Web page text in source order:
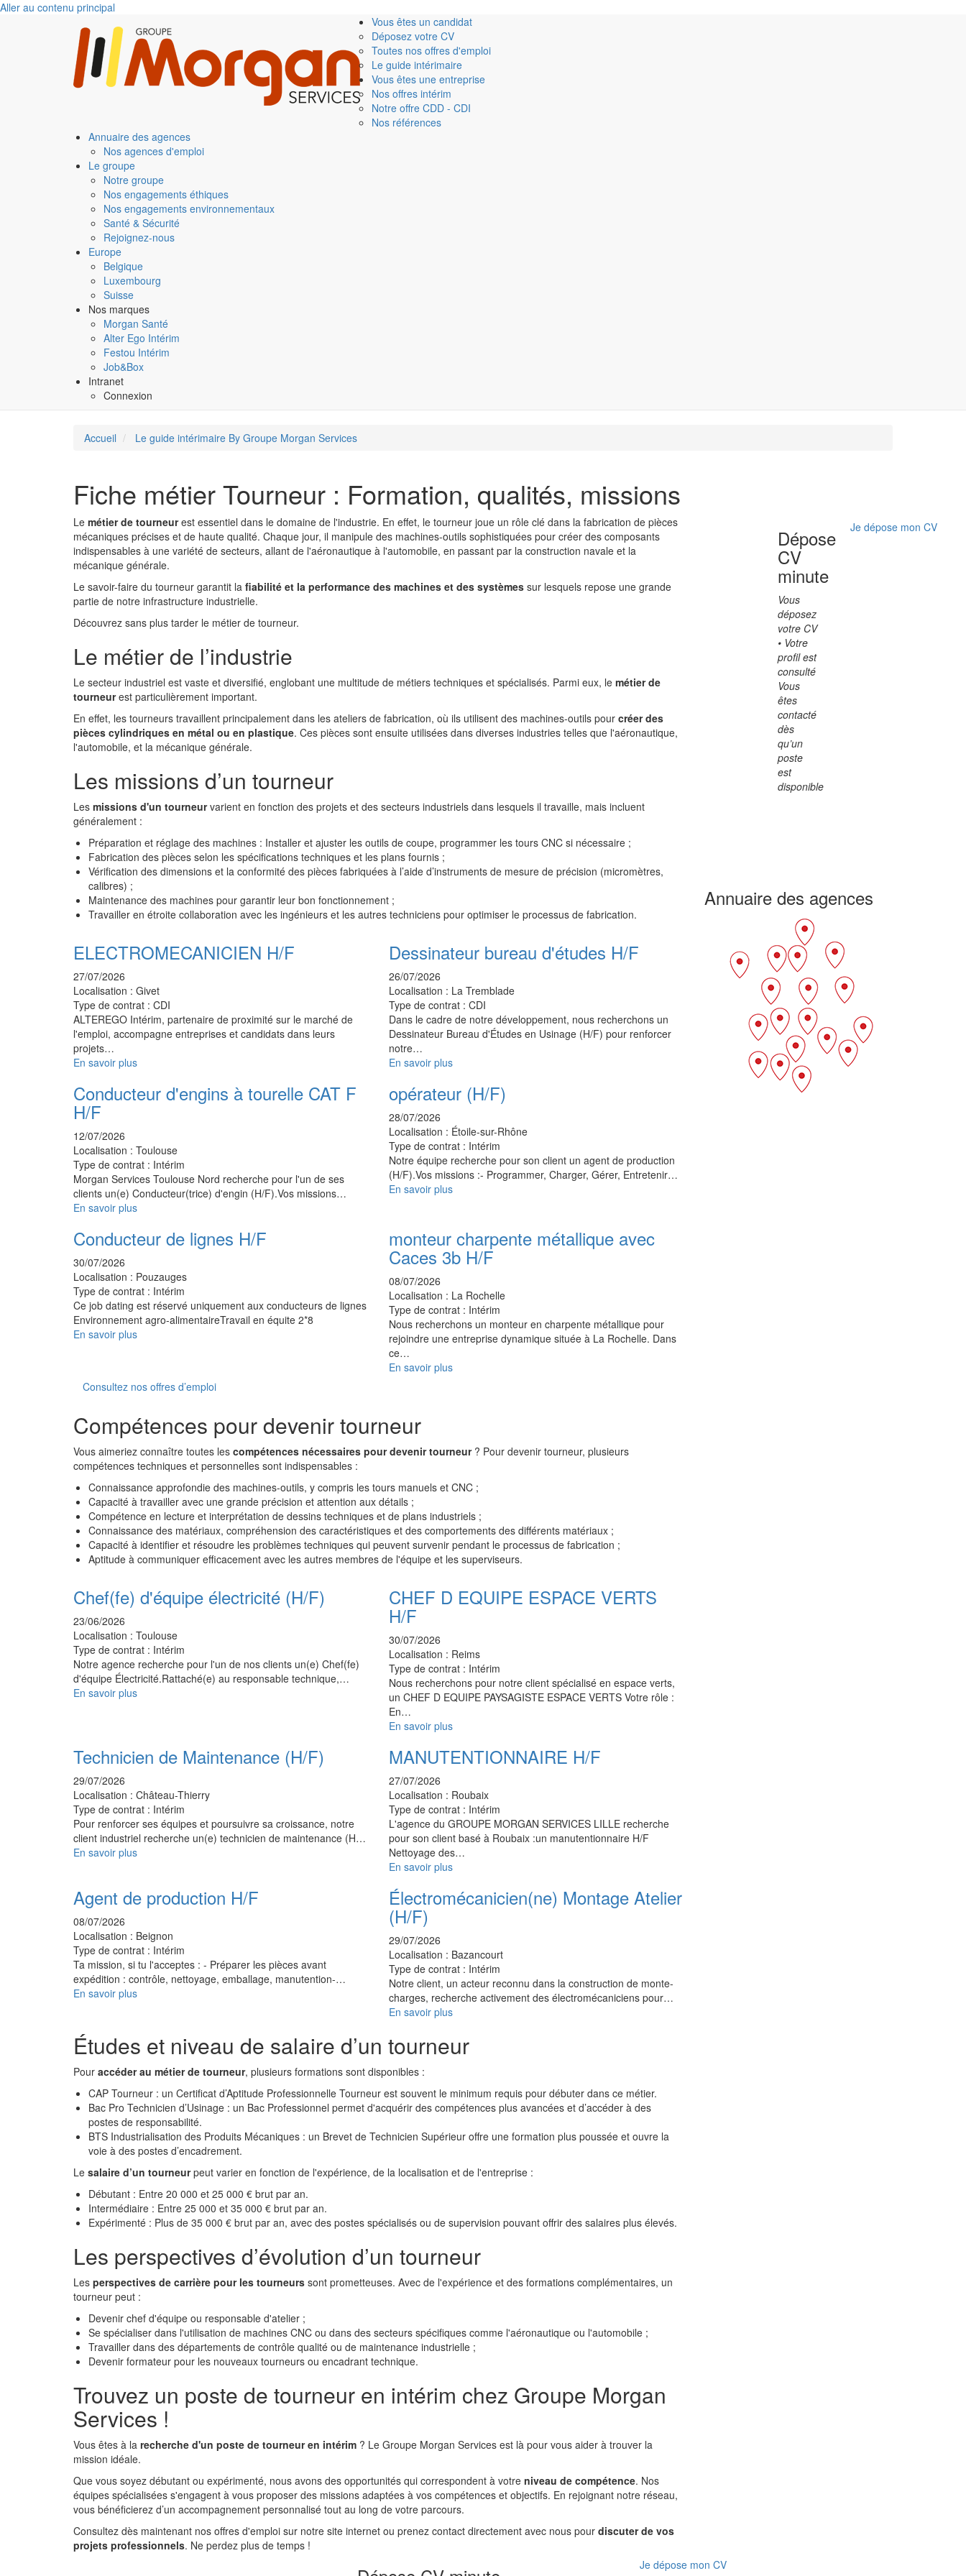
Aller au contenu principal
Vous êtes un candidat
Déposez votre CV
Toutes nos offres d'emploi
Le guide intérimaire
Vous êtes une entreprise
Nos offres intérim
Notre offre CDD - CDI
Nos références
Annuaire des agences
Nos agences d'emploi
Le groupe
Notre groupe
Nos engagements éthiques
Nos engagements environnementaux
Santé & Sécurité
Rejoignez-nous
Europe
Belgique
Luxembourg
Suisse
Nos marques
Morgan Santé
Alter Ego Intérim
Festou Intérim
Job&Box
Intranet
Connexion
Accueil Le guide intérimaire By Groupe Morgan Services
Fiche métier Tourneur : Formation, qualités, missions
Le métier de tourneurest essentiel dans le domaine de l'industrie. En effet, le tourneur joue un rôle clé dans la fabrication de pièces
mécaniques précises et de haute qualité. Chaque jour, il manipule des machines-outils sophistiquées pour créer des composants
indispensables à une variété de secteurs, allant de l'aéronautique à l'automobile, en passant par la construction navale et la
mécanique générale.
Le savoir-faire du tourneur garantit la fiabilité et la performance des machines et des systèmes sur lesquels repose une grande
partie de notre infrastructure industrielle.
Découvrez sans plus tarder le métier de tourneur.
Le métier de l’industrie
Le secteur industriel est vaste et diversifié, englobant une multitude de métiers techniques et spécialisés. Parmi eux, le métier de
tourneurest particulièrement important.
En effet, les tourneurs travaillent principalement dans les ateliers de fabrication, où ils utilisent des machines-outils pour créer des
pièces cylindriques en métal ou en plastique. Ces pièces sont ensuite utilisées dans diverses industries telles que l'aéronautique,
l'automobile, et la mécanique générale.
Les missions d’un tourneur
Les missions d'un tourneurvarient en fonction des projets et des secteurs industriels dans lesquels il travaille, mais incluent
généralement :
Préparation et réglage des machines : Installer et ajuster les outils de coupe, programmer les tours CNC si nécessaire ;
Fabrication des pièces selon les spécifications techniques et les plans fournis ;
Vérification des dimensions et la conformité des pièces fabriquées à l’aide d’instruments de mesure de précision (micromètres,
calibres) ;
Maintenance des machines pour garantir leur bon fonctionnement ;
Travailler en étroite collaboration avec les ingénieurs et les autres techniciens pour optimiser le processus de fabrication.
ELECTROMECANICIEN H/F
27/07/2026
Localisation : Givet
Type de contrat : CDI
ALTEREGO Intérim, partenaire de proximité sur le marché de
l'emploi, accompagne entreprises et candidats dans leurs
projets…
En savoir plus
Dessinateur bureau d'études H/F
26/07/2026
Localisation : La Tremblade
Type de contrat : CDI
Dans le cadre de notre développement, nous recherchons un
Dessinateur Bureau d'Études en Usinage (H/F) pour renforcer
notre…
En savoir plus
Conducteur d'engins à tourelle CAT F
H/F
12/07/2026
Localisation : Toulouse
Type de contrat : Intérim
Morgan Services Toulouse Nord recherche pour l'un de ses
clients un(e) Conducteur(trice) d'engin (H/F).Vos missions…
En savoir plus
opérateur (H/F)
28/07/2026
Localisation : Étoile-sur-Rhône
Type de contrat : Intérim
Notre équipe recherche pour son client un agent de production
(H/F).Vos missions :- Programmer, Charger, Gérer, Entretenir…
En savoir plus
Conducteur de lignes H/F
30/07/2026
Localisation : Pouzauges
Type de contrat : Intérim
Ce job dating est réservé uniquement aux conducteurs de lignes
Environnement agro-alimentaireTravail en équite 2*8
En savoir plus
monteur charpente métallique avec
Caces 3b H/F
08/07/2026
Localisation : La Rochelle
Type de contrat : Intérim
Nous recherchons un monteur en charpente métallique pour
rejoindre une entreprise dynamique située à La Rochelle. Dans
ce…
En savoir plus
Consultez nos offres d’emploi
Compétences pour devenir tourneur
Vous aimeriez connaître toutes les compétences nécessaires pour devenir tourneur ? Pour devenir tourneur, plusieurs
compétences techniques et personnelles sont indispensables :
Connaissance approfondie des machines-outils, y compris les tours manuels et CNC ;
Capacité à travailler avec une grande précision et attention aux détails ;
Compétence en lecture et interprétation de dessins techniques et de plans industriels ;
Connaissance des matériaux, compréhension des caractéristiques et des comportements des différents matériaux ;
Capacité à identifier et résoudre les problèmes techniques qui peuvent survenir pendant le processus de fabrication ;
Aptitude à communiquer efficacement avec les autres membres de l'équipe et les superviseurs.
Chef(fe) d'équipe électricité (H/F)
23/06/2026
Localisation : Toulouse
Type de contrat : Intérim
Notre agence recherche pour l'un de nos clients un(e) Chef(fe)
d'équipe Électricité.Rattaché(e) au responsable technique,…
En savoir plus
CHEF D EQUIPE ESPACE VERTS
H/F
30/07/2026
Localisation : Reims
Type de contrat : Intérim
Nous recherchons pour notre client spécialisé en espace verts,
un CHEF D EQUIPE PAYSAGISTE ESPACE VERTS Votre rôle :
En…
En savoir plus
Technicien de Maintenance (H/F)
29/07/2026
Localisation : Château-Thierry
Type de contrat : Intérim
Pour renforcer ses équipes et poursuivre sa croissance, notre
client industriel recherche un(e) technicien de maintenance (H…
En savoir plus
MANUTENTIONNAIRE H/F
27/07/2026
Localisation : Roubaix
Type de contrat : Intérim
L'agence du GROUPE MORGAN SERVICES LILLE recherche
pour son client basé à Roubaix :un manutentionnaire H/F
Nettoyage des…
En savoir plus
Agent de production H/F
08/07/2026
Localisation : Beignon
Type de contrat : Intérim
Ta mission, si tu l'acceptes : - Préparer les pièces avant
expédition : contrôle, nettoyage, emballage, manutention-…
En savoir plus
Électromécanicien(ne) Montage Atelier
(H/F)
29/07/2026
Localisation : Bazancourt
Type de contrat : Intérim
Notre client, un acteur reconnu dans la construction de monte-
charges, recherche activement des électromécaniciens pour…
En savoir plus
Études et niveau de salaire d’un tourneur
Pour accéder au métier de tourneur, plusieurs formations sont disponibles :
CAP Tourneur : un Certificat d’Aptitude Professionnelle Tourneur est souvent le minimum requis pour débuter dans ce métier.
Bac Pro Technicien d’Usinage : un Bac Professionnel permet d'acquérir des compétences plus avancées et d’accéder à des
postes de responsabilité.
BTS Industrialisation des Produits Mécaniques : un Brevet de Technicien Supérieur offre une formation plus poussée et ouvre la
voie à des postes d’encadrement.
Le salaire d’un tourneurpeut varier en fonction de l'expérience, de la localisation et de l'entreprise :
Débutant : Entre 20 000 et 25 000 € brut par an.
Intermédiaire : Entre 25 000 et 35 000 € brut par an.
Expérimenté : Plus de 35 000 € brut par an, avec des postes spécialisés ou de supervision pouvant offrir des salaires plus élevés.
Les perspectives d’évolution d’un tourneur
Les perspectives de carrière pour les tourneurs sont prometteuses. Avec de l'expérience et des formations complémentaires, un
tourneur peut :
Devenir chef d'équipe ou responsable d'atelier ;
Se spécialiser dans l'utilisation de machines CNC ou dans des secteurs spécifiques comme l'aéronautique ou l'automobile ;
Travailler dans des départements de contrôle qualité ou de maintenance industrielle ;
Devenir formateur pour les nouveaux tourneurs ou encadrant technique.
Trouvez un poste de tourneur en intérim chez Groupe Morgan
Services !
Vous êtes à la recherche d'un poste de tourneur en intérim ? Le Groupe Morgan Services est là pour vous aider à trouver la
mission idéale.
Que vous soyez débutant ou expérimenté, nous avons des opportunités qui correspondent à votre niveau de compétence. Nos
équipes spécialisées s'engagent à vous proposer des missions adaptées à vos compétences et objectifs. En rejoignant notre réseau,
vous bénéficierez d’un accompagnement personnalisé tout au long de votre parcours.
Consultez dès maintenant nos offres d'emploi sur notre site internet ou prenez contact directement avec nous pour discuter de vos
projets professionnels. Ne perdez plus de temps !
Dépose
CV
minute
Vous
déposez
votre CV
• Votre
profil est
consulté
Vous
êtes
contacté
dès
qu’un
poste
est
disponible
Je dépose mon CV
Annuaire des agences
Je dépose mon CV